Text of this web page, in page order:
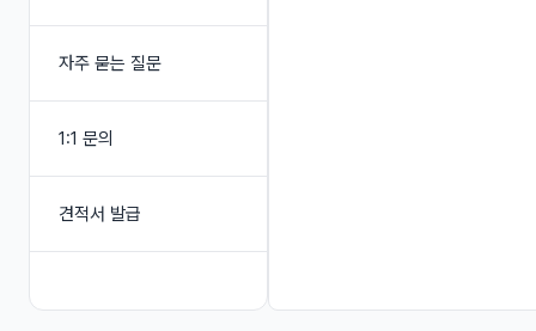
자주 묻는 질문
1:1 문의
견적서 발급